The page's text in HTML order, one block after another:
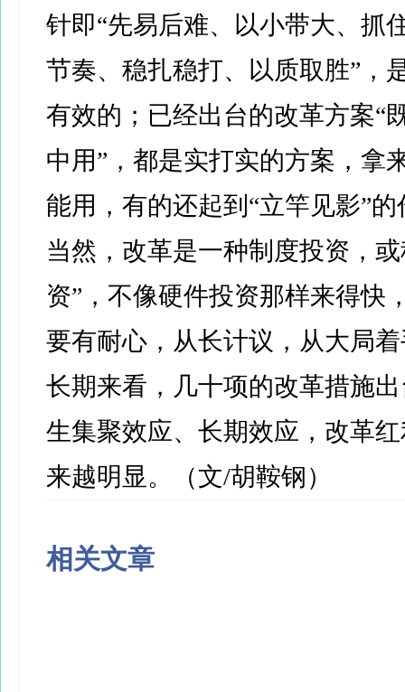
针即“先易后难、以小带大、抓
节奏、稳扎稳打、以质取胜”，
有效的；已经出台的改革方案“
中用”，都是实打实的方案，拿
能用，有的还起到“立竿见影”的
当然，改革是一种制度投资，
资”，不像硬件投资那样来得快
要有耐心，从长计议，从大局
长期来看，几十项的改革措施
生集聚效应、长期效应，改革
来越明显。（文/胡鞍钢）
相关文章